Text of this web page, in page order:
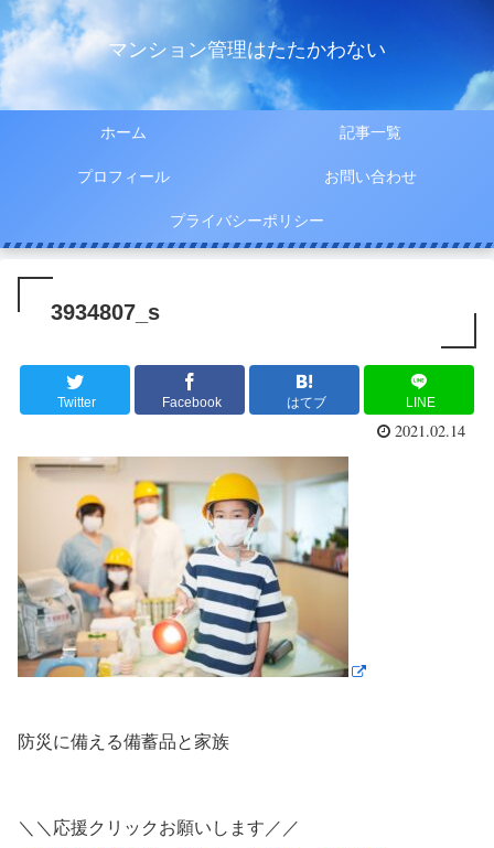
マンション管理はたたかわない
ホーム 記事一覧
プロフィール お問い合わせ
プライバシーポリシー
3934807_s
Twitter Facebook はてブ LINE
2021.02.14
防災に備える備蓄品と家族
＼＼応援クリックお願いします／／